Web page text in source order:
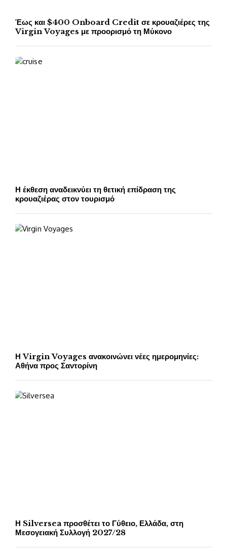
Έως και $400 Onboard Credit σε κρουαζιέρες της
Virgin Voyages με προορισμό τη Μύκονο
Η έκθεση αναδεικνύει τη θετική επίδραση της
κρουαζιέρας στον τουρισμό
Η Virgin Voyages ανακοινώνει νέες ημερομηνίες:
Αθήνα προς Σαντορίνη
Η Silversea προσθέτει το Γύθειο, Ελλάδα, στη
Μεσογειακή Συλλογή 2027/28